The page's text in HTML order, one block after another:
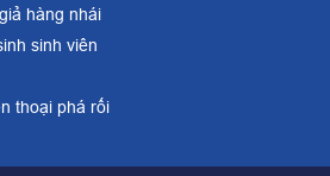
hàng nhái
sinh viên
thoại phá rối